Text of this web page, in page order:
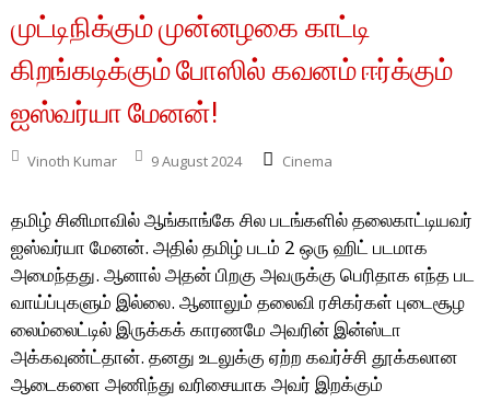
முட்டிநிக்கும் முன்னழகை காட்டி
கிறங்கடிக்கும் போஸில் கவனம் ஈர்க்கும்
ஐஸ்வர்யா மேனன்!
Vinoth Kumar 9 August 2024 Cinema
தமிழ் சினிமாவில் ஆங்காங்கே சில படங்களில் தலைகாட்டியவர்
ஐஸ்வர்யா மேனன். அதில் தமிழ் படம் 2 ஒரு ஹிட் படமாக
அமைந்தது. ஆனால் அதன் பிறகு அவருக்கு பெரிதாக எந்த பட
வாய்ப்புகளும் இல்லை. ஆனாலும் தலைவி ரசிகர்கள் புடைசூழ
லைம்லைட்டில் இருக்கக் காரணமே அவரின் இன்ஸ்டா
அக்கவுண்ட்தான். தனது உடலுக்கு ஏற்ற கவர்ச்சி தூக்கலான
ஆடைகளை அணிந்து வரிசையாக அவர் இறக்கும்